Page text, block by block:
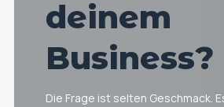
deinem
Business?
Die Frage ist selten Geschmack.